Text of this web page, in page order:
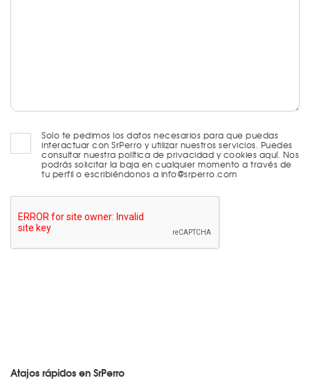
Solo te pedimos los datos necesarios para que puedas
interactuar con SrPerro y utilizar nuestros servicios. Puedes
consultar nuestra política de privacidad y cookies aquí. Nos
podrás solicitar la baja en cualquier momento a través de
tu perfil o escribiéndonos a info@srperro.com
Atajos rápidos en SrPerro